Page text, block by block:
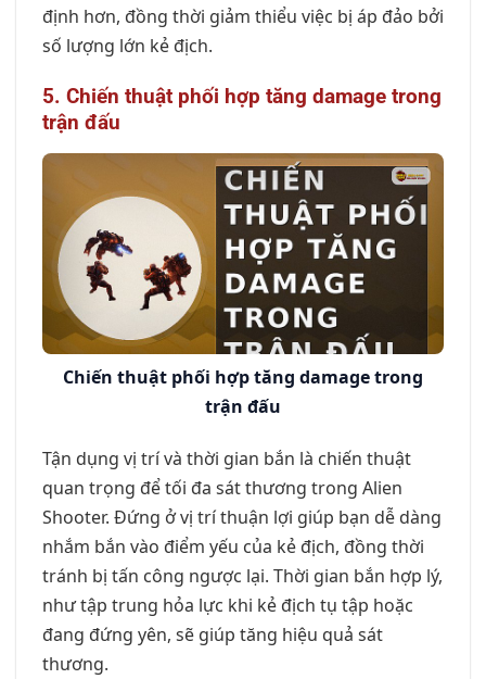
định hơn, đồng thời giảm thiểu việc bị áp đảo bởi
số lượng lớn kẻ địch.
5. Chiến thuật phối hợp tăng damage trong
trận đấu
Chiến thuật phối hợp tăng damage trong
trận đấu
Tận dụng vị trí và thời gian bắn là chiến thuật
quan trọng để tối đa sát thương trong Alien
Shooter. Đứng ở vị trí thuận lợi giúp bạn dễ dàng
nhắm bắn vào điểm yếu của kẻ địch, đồng thời
tránh bị tấn công ngược lại. Thời gian bắn hợp lý,
như tập trung hỏa lực khi kẻ địch tụ tập hoặc
đang đứng yên, sẽ giúp tăng hiệu quả sát
thương.